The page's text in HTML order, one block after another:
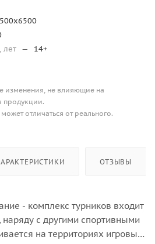
лет — 14+
изменения, не влияющие на
продукции.
отличаться от реального.
ОТЗЫВЫ
- комплекс турников входит
наряду с другими спортивными
на территориях игровых